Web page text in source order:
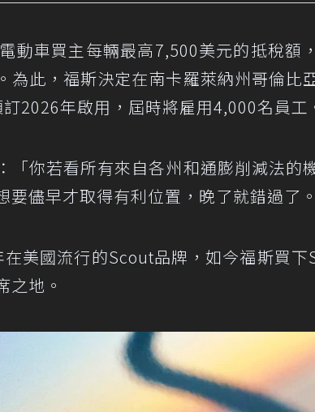
動車買主每輛最高7,500美元的抵稅額
為此，福斯決定在南卡羅萊納州哥倫比
2026年啟用，屆時將雇用4,000名員工
你若看所有來自各州和通膨削減法的
儘早才取得有利位置，晚了就錯過了。
美國流行的Scout品牌，如今福斯買下
之地。